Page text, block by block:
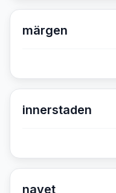
märgen
innerstaden
navet